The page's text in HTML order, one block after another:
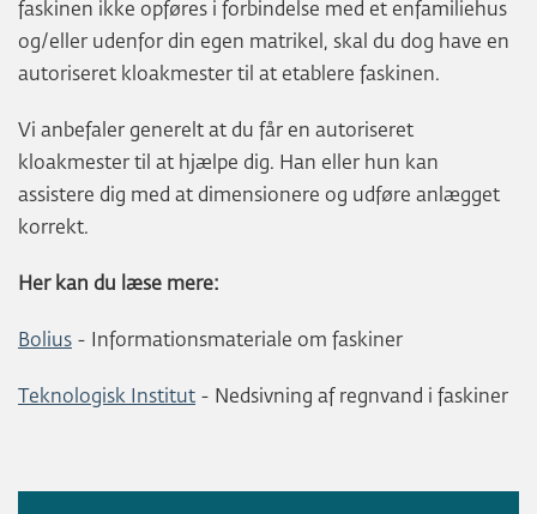
faskinen ikke opføres i forbindelse med et enfamiliehus
og/eller udenfor din egen matrikel, skal du dog have en
autoriseret kloakmester til at etablere faskinen.
Vi anbefaler generelt at du får en autoriseret
kloakmester til at hjælpe dig. Han eller hun kan
assistere dig med at dimensionere og udføre anlægget
korrekt.
Her kan du læse mere:
Bolius - Informationsmateriale om faskiner
Teknologisk Institut - Nedsivning af regnvand i faskiner